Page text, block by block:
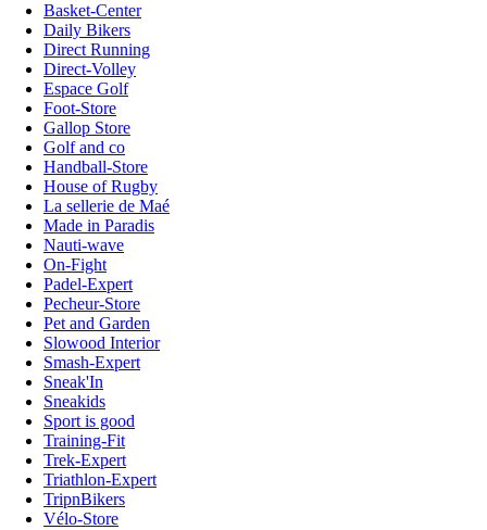
Basket-Center
Daily Bikers
Direct Running
Direct-Volley
Espace Golf
Foot-Store
Gallop Store
Golf and co
Handball-Store
House of Rugby
La sellerie de Maé
Made in Paradis
Nauti-wave
On-Fight
Padel-Expert
Pecheur-Store
Pet and Garden
Slowood Interior
Smash-Expert
Sneak'In
Sneakids
Sport is good
Training-Fit
Trek-Expert
Triathlon-Expert
TripnBikers
Vélo-Store